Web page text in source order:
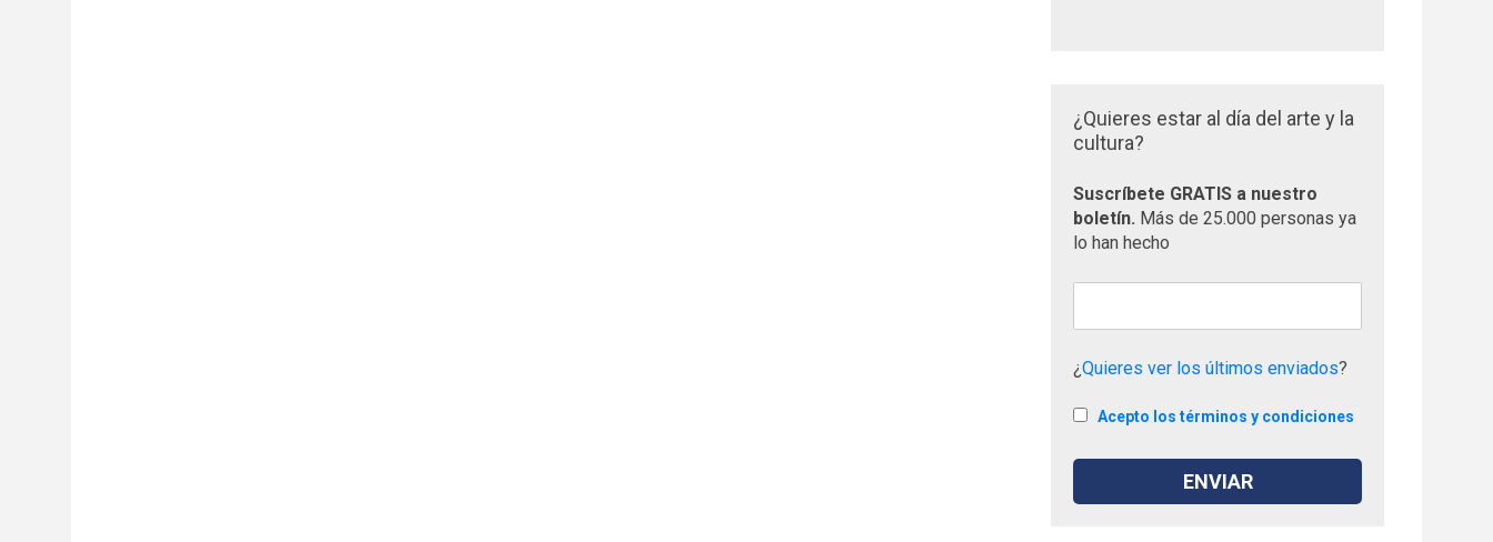
¿Quieres estar al día del arte y la
cultura?
Suscríbete GRATIS a nuestro
boletín. Más de 25.000 personas ya
lo han hecho
¿Quieres ver los últimos enviados?
Acepto los términos y condiciones